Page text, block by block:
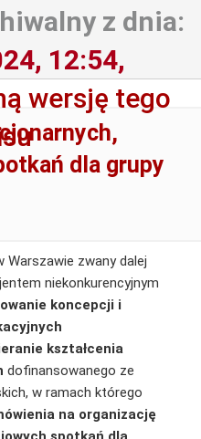
z dnia:
12:54,
wersję tego
dla grupy
Warszawie zwany dalej
niekonkurencyjnym
koncepcji i
kształcenia
dofinansowanego ze
w ramach którego
na organizację